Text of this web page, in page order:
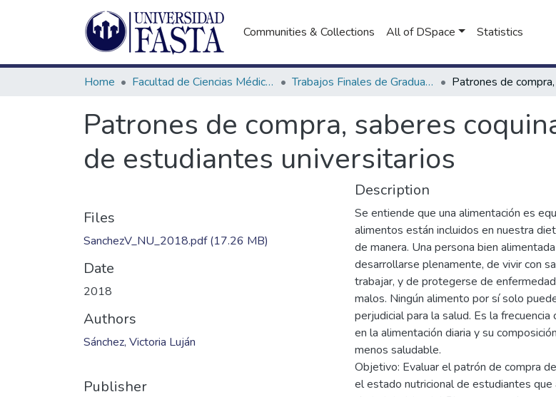
Communities & Collections All of DSpace Statistics
Home Facultad de Ciencias Médicas Trabajos Finales de Graduación de Licenciatura en Nutrición
Patrones de compra, saberes
de estudiantes universitarios
Files
SanchezV_NU_2018.pdf(17.26 MB)
Date
2018
Authors
Sánchez, Victoria Luján
Publisher
Description
Se entiende que una alimentación es
alimentos están incluidos en nuestra
de manera. Una persona bien
desarrollarse plenamente, de vivir con
trabajar, y de protegerse de
malos. Ningún alimento por sí solo
perjudicial para la salud. Es la
en la alimentación diaria y su
menos saludable.
Objetivo: Evaluar el patrón de compra
el estado nutricional de estudiantes